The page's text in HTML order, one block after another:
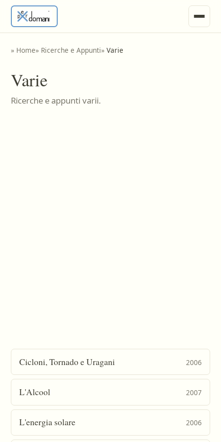
Tesine
» Home» Ricerche e Appunti»Varie
Varie
Ricerche e appunti varii.
Cicloni, Tornado e Uragani 2006
L'Alcool 2007
L'energia solare 2006